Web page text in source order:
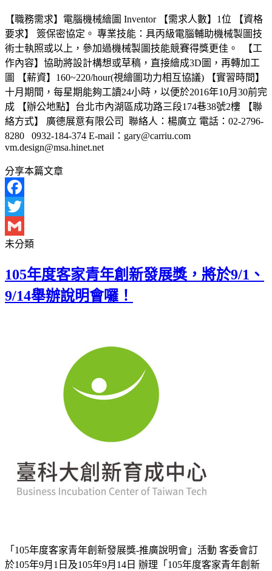
【職務需求】電腦機械繪圖 Inventor 【需求人數】1位 【資格
要求】 簽保密協定。 專業技能：具丙級電腦輔助機械製圖技
術士執照或以上，參加過機械製圖技能競賽得獎更佳。 【工
作內容】協助將設計構想或草稿，直接繪成3D圖，再轉加工
圖 【薪資】160~220/hour(視繪圖功力相互協議) 【實習時間】
十月期間，每星期能夠工讀24小時，以便於2016年10月30前完
成 【辦公地點】台北市內湖區成功路三段174巷38號2樓 【聯
絡方式】 廣德展意有限公司 聯絡人：楊廣立 電話：02-2796-
8280 0932-184-374 E-mail：gary@carriu.com
vm.design@msa.hinet.net
分享本篇文章
Facebook
Twitter
Gmail
未分類
105年度客家青年創新發展獎，將於9/1、
9/14舉辦說明會囉！
「105年度客家青年創新發展獎-推廣說明會」活動 客委會訂
於105年9月1日及105年9月14日 辦理「105年度客家青年創新